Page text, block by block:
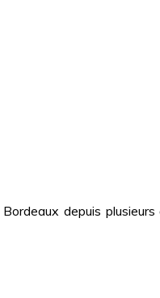
depuis